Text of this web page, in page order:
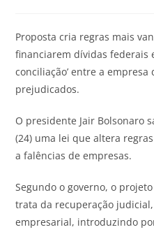
Proposta cria regras mais
financiarem dívidas federais
conciliação’ entre a
prejudicados.
O presidente Jair Bolsonaro
(24) uma lei que altera
a falências de empresas.
Segundo o governo, o
trata da recuperação
empresarial, introduzindo